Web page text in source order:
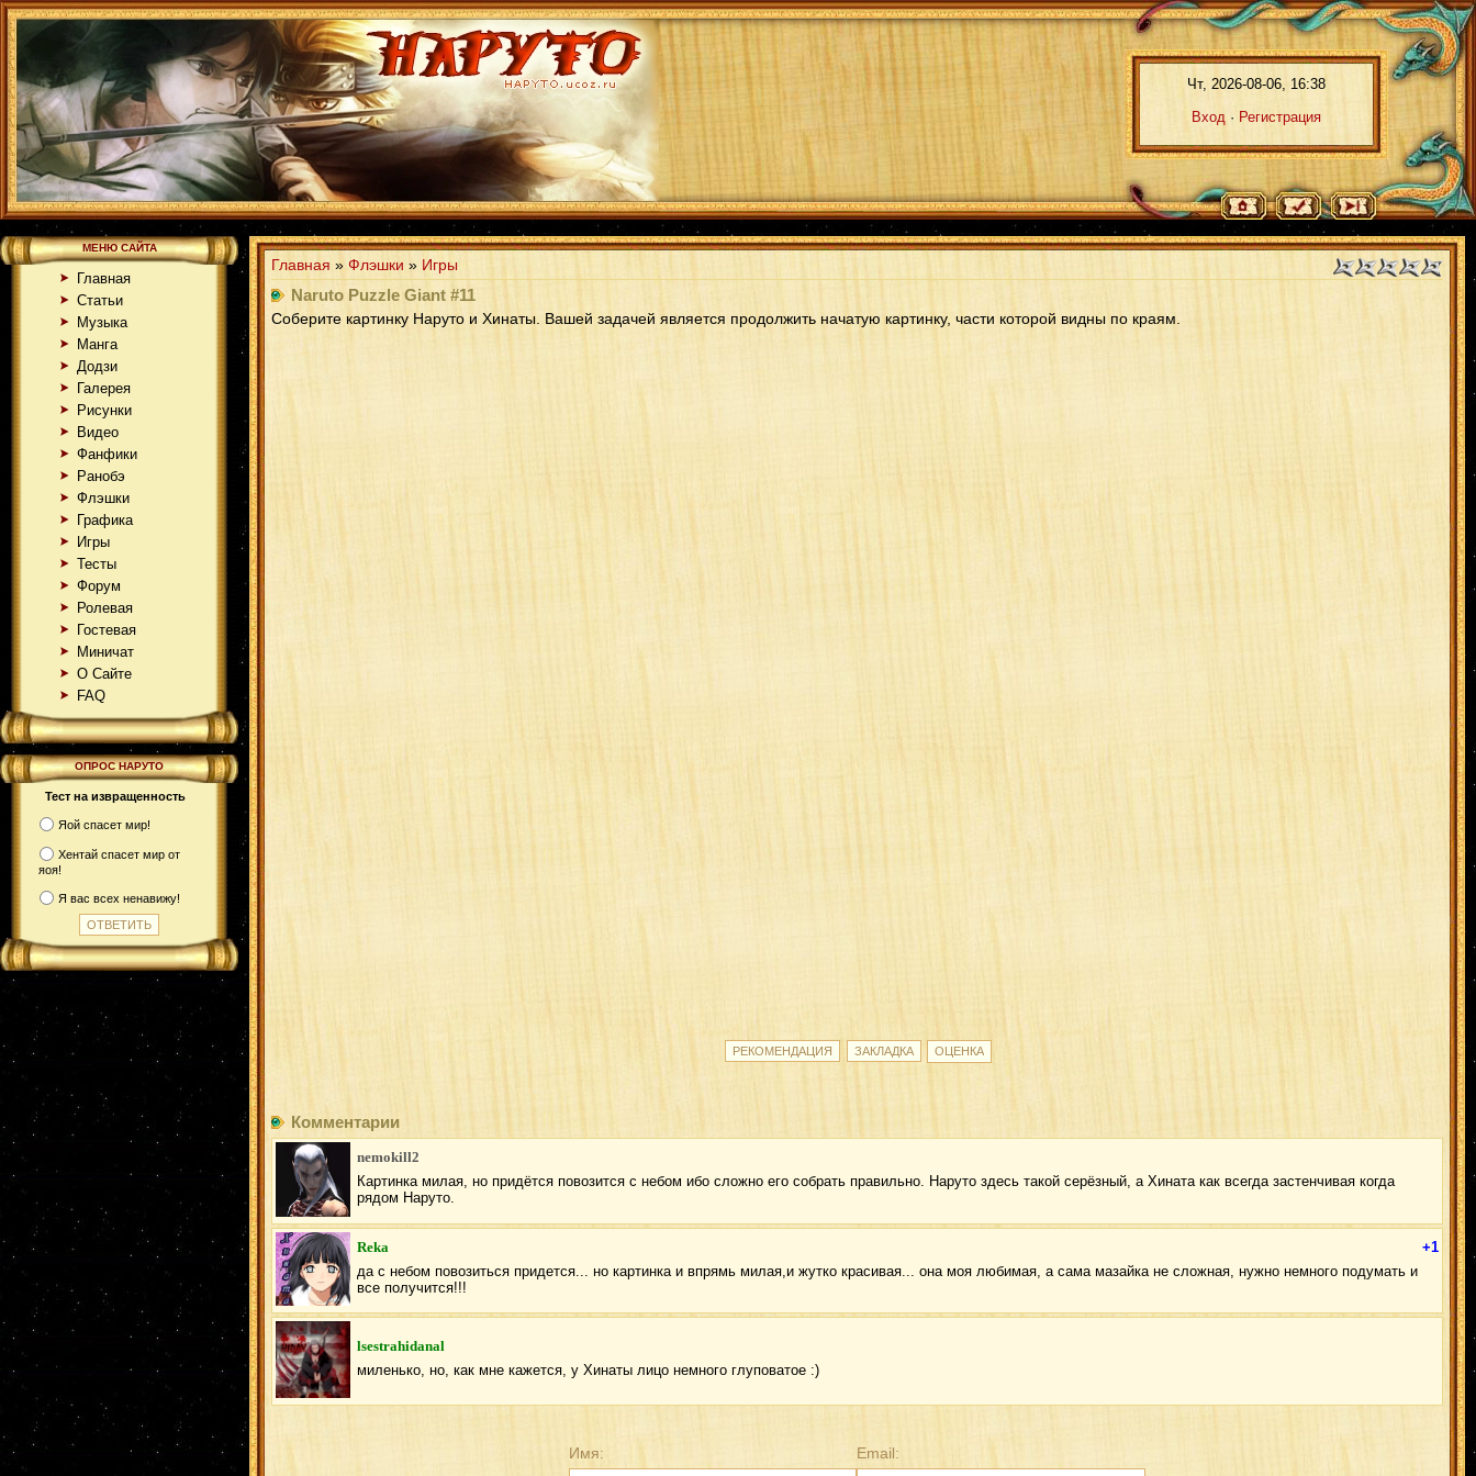
Чт, 2026-08-06, 16:38
Вход · Регистрация
МЕНЮ САЙТА
Главная
Статьи
Музыка
Манга
Додзи
Галерея
Рисунки
Видео
Фанфики
Ранобэ
Флэшки
Графика
Игры
Тесты
Форум
Ролевая
Гостевая
Миничат
О Сайте
FAQ
ОПРОС НАРУТО
Тест на извращенность
Яой спасет мир!
Хентай спасет мир от
яоя!
Я вас всех ненавижу!
Главная » Флэшки » Игры
Naruto Puzzle Giant #11
Соберите картинку Наруто и Хинаты. Вашей задачей является продолжить начатую картинку, части которой видны по краям.
Комментарии
nemokill2
Картинка милая, но придётся повозится с небом ибо сложно его собрать правильно. Наруто здесь такой серёзный, а Хината как всегда застенчивая когда
рядом Наруто.
+1
Reka
да с небом повозиться придется... но картинка и впрямь милая,и жутко красивая... она моя любимая, а сама мазайка не сложная, нужно немного подумать и
все получится!!!
lsestrahidanal
миленько, но, как мне кажется, у Хинаты лицо немного глуповатое :)
Имя: Email: